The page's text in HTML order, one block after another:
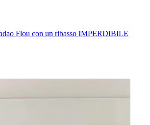
Flou con un ribasso IMPERDIBILE